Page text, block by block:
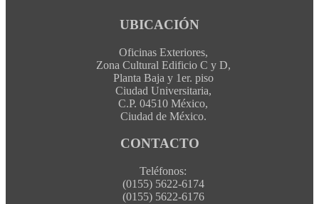
UBICACIÓN
Oficinas Exteriores,
Zona Cultural Edificio C y D,
Planta Baja y 1er. piso
Ciudad Universitaria,
C.P. 04510 México,
Ciudad de México.
CONTACTO
Teléfonos:
(0155) 5622-6174
(0155) 5622-6176